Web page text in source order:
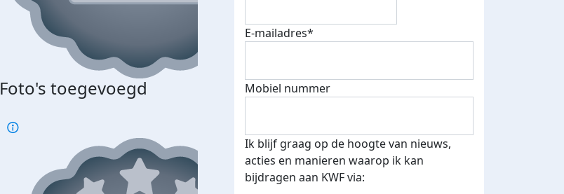
Foto's toegevoegd E-mails verstuurd
€500 euro opgehaald: t-shirt
E-mailadres*
Mobiel nummer
Ik blijf graag op de hoogte van nieuws,
acties en manieren waarop ik kan
bijdragen aan KWF via: